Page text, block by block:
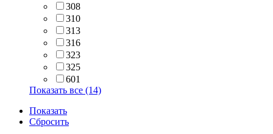
308
310
313
316
323
325
601
Показать все (14)
Показать
Сбросить